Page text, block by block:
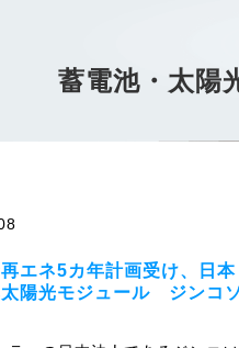
蓄電池・太陽
エネ5カ年計画受け、日本
陽光モジュール ジンコ